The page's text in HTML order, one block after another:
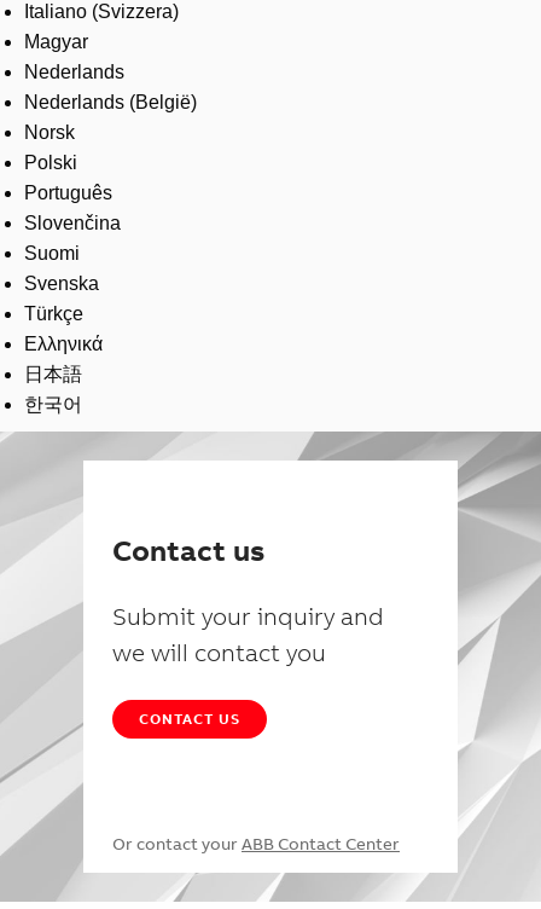
Italiano (Svizzera)
Magyar
Nederlands
Nederlands (België)
Norsk
Polski
Português
Slovenčina
Suomi
Svenska
Türkçe
Ελληνικά
日本語
한국어
Contact us
Submit your inquiry and
we will contact you
CONTACT US
Or contact your ABB Contact Center